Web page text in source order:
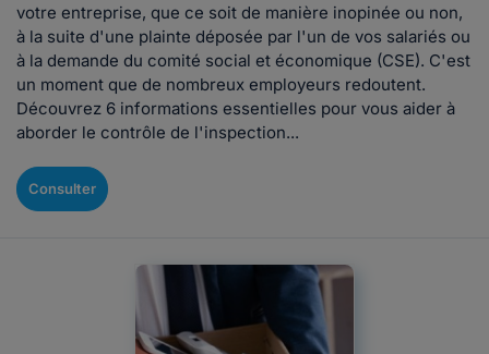
votre entreprise, que ce soit de manière inopinée ou non,
à la suite d'une plainte déposée par l'un de vos salariés ou
à la demande du comité social et économique (CSE). C'est
un moment que de nombreux employeurs redoutent.
Découvrez 6 informations essentielles pour vous aider à
aborder le contrôle de l'inspection...
Consulter